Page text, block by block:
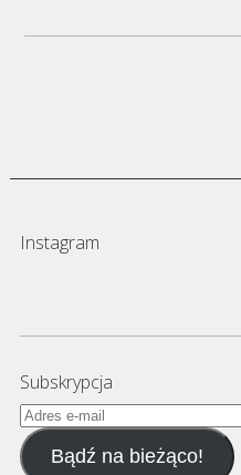
Instagram
Subskrypcja
Adres
e-
mailBądź na bieżąco!